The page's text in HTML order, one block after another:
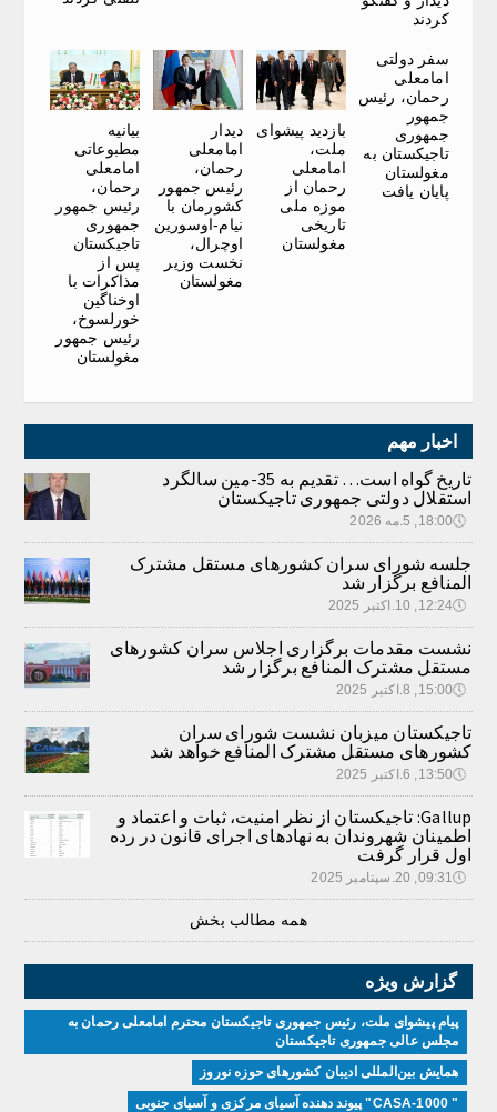
کردند
سفر دولتی
امامعلی
رحمان، رئیس
جمهور
جمهوری
تاجیکستان به
مغولستان
پایان یافت
بازدید پیشوای
ملت،
امامعلی
رحمان از
موزه ملی
تاریخی
مغولستان
دیدار
امامعلی
رحمان،
رئیس جمهور
کشورمان با
نیام-اوسورین
اوچرال،
نخست وزیر
مغولستان
بیانیه
مطبوعاتی
امامعلی
رحمان،
رئیس جمهور
جمهوری
تاجیکستان
پس از
مذاکرات با
اوخناگین
خورلسوخ،
رئیس جمهور
مغولستان
اخبار مهم
تاریخ گواه است… تقدیم به 35-مین سالگرد
استقلال دولتی جمهوری تاجیکستان
🕔18:00, 5.مه 2026
جلسه شورای سران کشورهای مستقل مشترک
المنافع برگزار شد
🕔12:24, 10.اکتبر 2025
نشست مقدمات برگزاری اجلاس سران کشورهای
مستقل مشترک المنافع برگزار شد
🕔15:00, 8.اکتبر 2025
تاجیکستان میزبان نشست شورای سران
کشورهای مستقل مشترک المنافع خواهد شد
🕔13:50, 6.اکتبر 2025
Gallup: تاجیکستان از نظر امنیت، ثبات و اعتماد و
اطمینان شهروندان به نهادهای اجرای قانون در رده
اول قرار گرفت
🕔09:31, 20.سپتامبر 2025
همه مطالب بخش
گزارش ویژه
پیام پیشوای ملت، رئیس جمهوری تاجیکستان محترم امامعلی رحمان به
مجلس عالی جمهوری تاجیکستان
همایش بین‌المللی ادیبان کشور‌های حوزه نوروز
" CASA-1000" پیوند دهنده آسیای مرکزی و آسیای جنوبی